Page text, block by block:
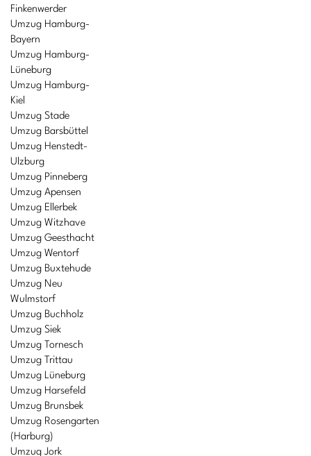
Finkenwerder
Umzug Hamburg-
Bayern
Umzug Hamburg-
Lüneburg
Umzug Hamburg-
Kiel
Umzug Stade
Umzug Barsbüttel
Umzug Henstedt-
Ulzburg
Umzug Pinneberg
Umzug Apensen
Umzug Ellerbek
Umzug Witzhave
Umzug Geesthacht
Umzug Wentorf
Umzug Buxtehude
Umzug Neu
Wulmstorf
Umzug Buchholz
Umzug Siek
Umzug Tornesch
Umzug Trittau
Umzug Lüneburg
Umzug Harsefeld
Umzug Brunsbek
Umzug Rosengarten
(Harburg)
Umzug Jork